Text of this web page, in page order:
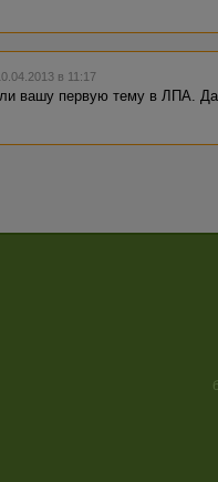
в 11:17
вашу первую тему в ЛПА.